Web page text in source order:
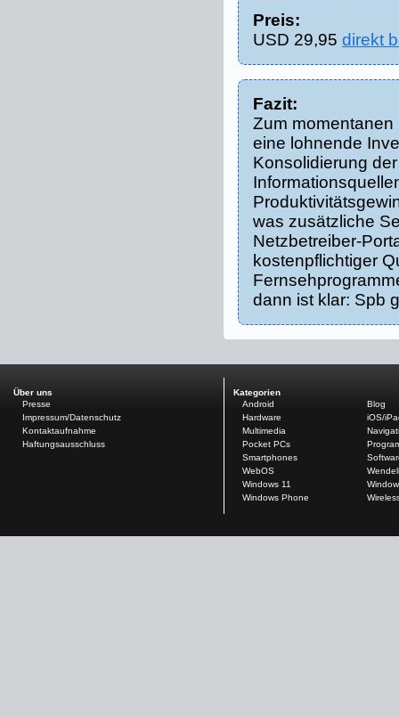
Preis:
USD 29,95direkt
Fazit:
Zum
eine lohnende
Konsolidierung
was zusätzliche
Netzbetreiber-
kostenpflichtiger
dann ist klar: Spb
Über uns
Presse
Impressum/Datenschutz
Kontaktaufnahme
Haftungsausschluss
Kategorien
Android
Blog
Hardware
iOS/
Multimedia
Pocket PCs
Smartphones
WebOS
Windows 11
Windows Phone